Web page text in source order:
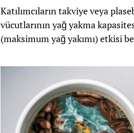
Katılımcıların takviye veya
vücutlarının yağ yakma
(maksimum yağ yakımı) etkisi